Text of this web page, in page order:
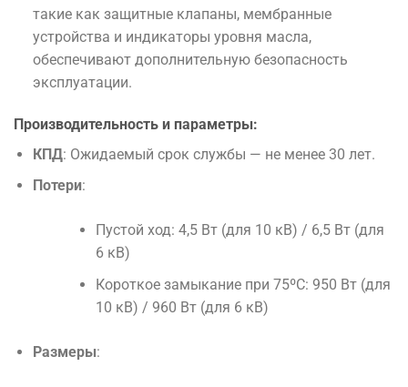
такие как защитные клапаны, мембранные
устройства и индикаторы уровня масла,
обеспечивают дополнительную безопасность
эксплуатации.
Производительность и параметры:
КПД: Ожидаемый срок службы — не менее 30 лет.
Потери:
Пустой ход: 4,5 Вт (для 10 кВ) / 6,5 Вт (для
6 кВ)
Короткое замыкание при 75ºС: 950 Вт (для
10 кВ) / 960 Вт (для 6 кВ)
Размеры: